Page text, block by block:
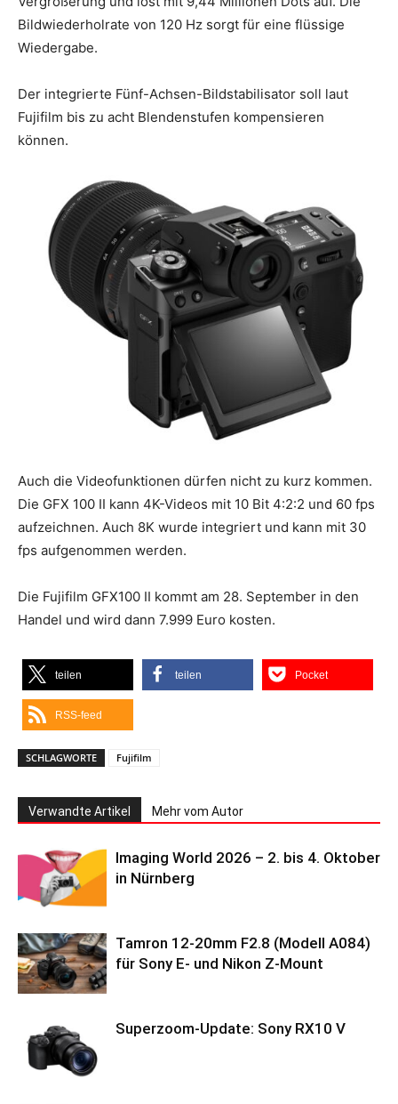
Bildwiederholrate von 120 Hz sorgt für eine flüssige
Wiedergabe.
Der integrierte Fünf-Achsen-Bildstabilisator soll laut
Fujifilm bis zu acht Blendenstufen kompensieren
können.
Auch die Videofunktionen dürfen nicht zu kurz kommen.
Die GFX 100 II kann 4K-Videos mit 10 Bit 4:2:2 und 60 fps
aufzeichnen. Auch 8K wurde integriert und kann mit 30
fps aufgenommen werden.
Die Fujifilm GFX100 II kommt am 28. September in den
Handel und wird dann 7.999 Euro kosten.
teilen teilen Pocket
RSS-feed
SCHLAGWORTE Fujifilm
Verwandte Artikel Mehr vom Autor
Imaging World 2026 – 2. bis 4. Oktober
in Nürnberg
Tamron 12-20mm F2.8 (Modell A084)
für Sony E- und Nikon Z-Mount
Superzoom-Update: Sony RX10 V